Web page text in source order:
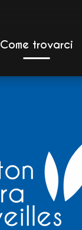
Come trovarci